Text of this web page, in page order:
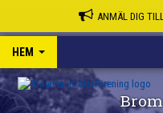
ANMÄL DIG
HEM